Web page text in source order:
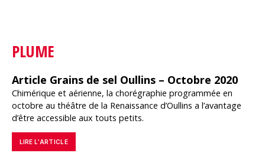
PLUME
Article Grains de sel Oullins – Octobre 2020
Chimérique et aérienne, la chorégraphie programmée en
octobre au théâtre de la Renaissance d’Oullins a l’avantage
d’être accessible aux touts petits.
LIRE L’ARTICLE